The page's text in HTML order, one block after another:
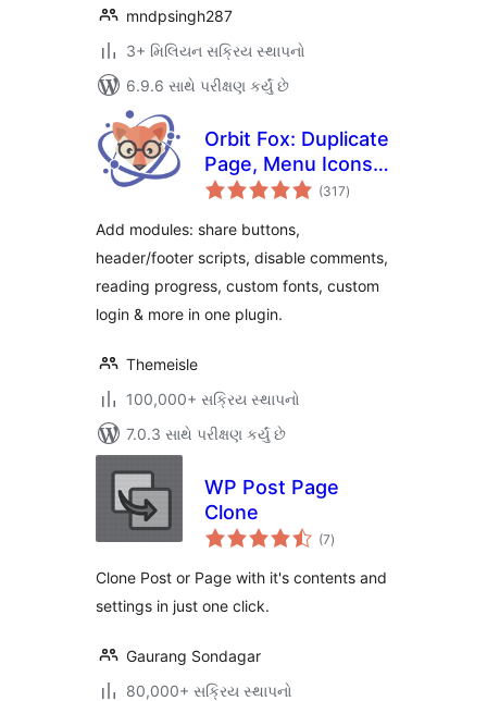
mndpsingh287
3+ મિલિયન સક્રિય સ્થાપનો
6.9.6 સાથે પરીક્ષણ કર્યું છે
Orbit Fox: Duplicate
Page, Menu Icons,
SVG Support,
Custom Fonts &
More
(317કુલ
રેટિંગ્સ
)
Add modules: share buttons,
header/footer scripts, disable comments,
reading progress, custom fonts, custom
login & more in one plugin.
Themeisle
100,000+ સક્રિય સ્થાપનો
7.0.3 સાથે પરીક્ષણ કર્યું છે
WP Post Page
Clone
(7કુલ
રેટિંગ્સ
)
Clone Post or Page with it's contents and
settings in just one click.
Gaurang Sondagar
80,000+ સક્રિય સ્થાપનો